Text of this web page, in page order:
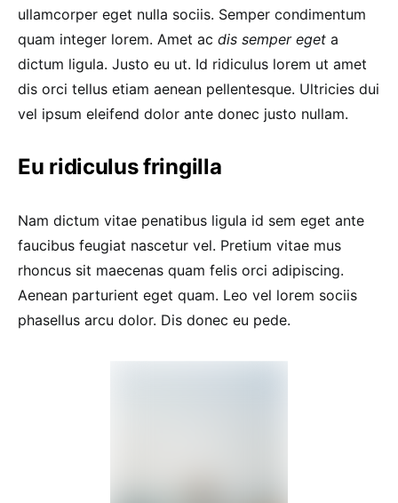
ullamcorper eget nulla sociis. Semper condimentum
quam integer lorem. Amet ac dis semper eget a
dictum ligula. Justo eu ut. Id ridiculus lorem ut amet
dis orci tellus etiam aenean pellentesque. Ultricies dui
vel ipsum eleifend dolor ante donec justo nullam.
Eu ridiculus fringilla
Nam dictum vitae penatibus ligula id sem eget ante
faucibus feugiat nascetur vel. Pretium vitae mus
rhoncus sit maecenas quam felis orci adipiscing.
Aenean parturient eget quam. Leo vel lorem sociis
phasellus arcu dolor. Dis donec eu pede.